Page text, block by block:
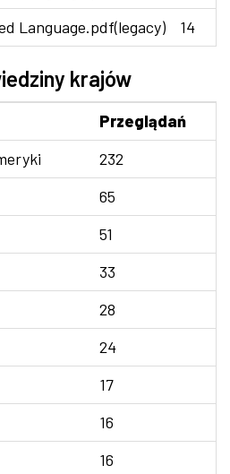
Language.pdf(legacy)
14
krajów
Przeglądań
232
65
51
33
28
24
17
16
16